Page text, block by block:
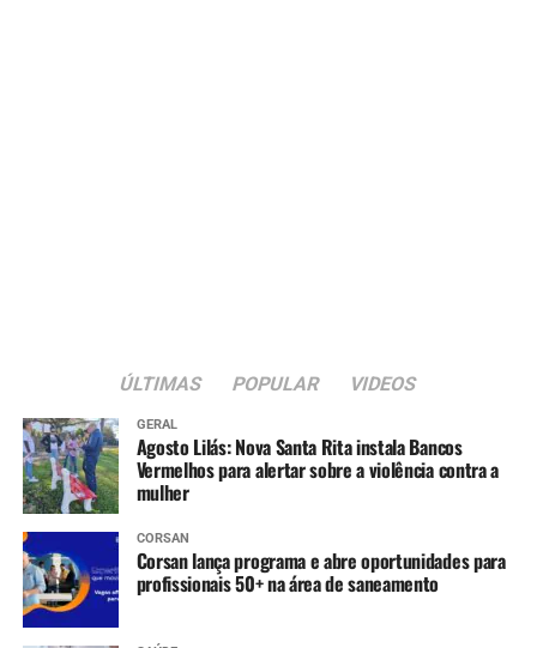
ÚLTIMAS POPULAR VIDEOS
GERAL
Agosto Lilás: Nova Santa Rita instala Bancos
Vermelhos para alertar sobre a violência contra a
mulher
CORSAN
Corsan lança programa e abre oportunidades para
profissionais 50+ na área de saneamento